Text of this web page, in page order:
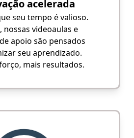
acelerada
seu tempo é valioso.
nossas videoaulas e
apoio são pensados
seu aprendizado.
mais resultados.